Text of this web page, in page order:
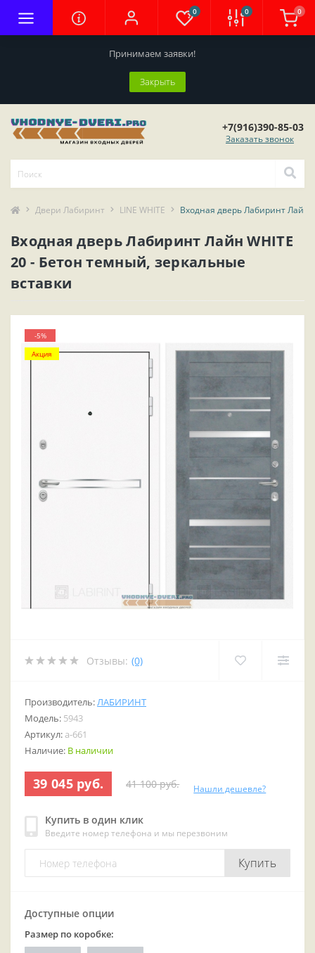
Принимаем заявки!
Закрыть
0 0 0
+7(916)390-85-03
Заказать звонок
Двери Лабиринт LINE WHITE Входная дверь Лабиринт Лайн
Входная дверь Лабиринт Лайн WHITE
20 - Бетон темный, зеркальные
вставки
-5%
Акция
Отзывы: (0)
Производитель:ЛАБИРИНТ
Модель: 5943
Артикул: a-661
Наличие: В наличии
39 045 руб. 41 100 руб. Нашли дешевле?
Купить в один клик
Введите номер телефона и мы перезвоним
Купить
Доступные опции
Размер по коробке: